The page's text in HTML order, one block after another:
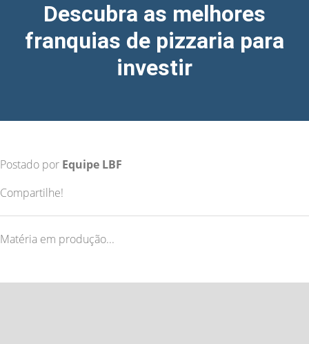
Descubra as melhores
franquias de pizzaria para
investir
Postado por Equipe LBF
Compartilhe!
Matéria em produção...